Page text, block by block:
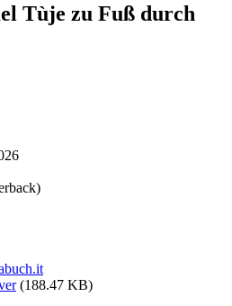
Tùje zu Fuß durch
(188.47 KB)